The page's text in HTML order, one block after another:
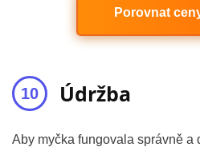
Porovnat
Údržba
Aby myčka fungovala správně a